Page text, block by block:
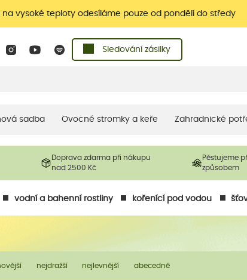
na vysoké teploty odesíláme pouze od pondělí do středy
Sledování zásilky
sadba Ovocné stromky a keře Zahradnické
Doprava zdarma při nákupu
nad 2500 Kč
Pěstujeme
způsobem
vodní a bahenní rostliny kořenící pod vodou
nejdražší nejlevnější abecedně